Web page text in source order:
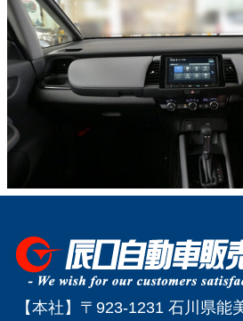
【本社】〒923-1231 石川県能